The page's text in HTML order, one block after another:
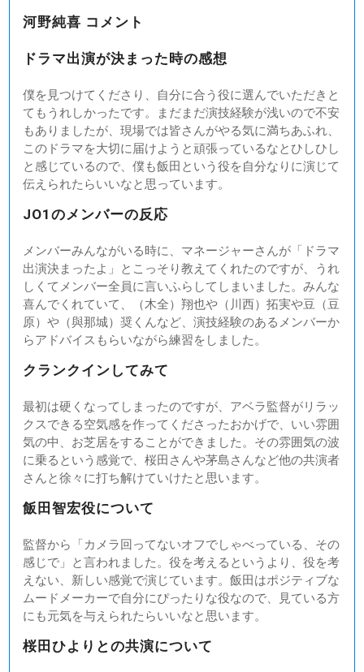
河野純喜 コメント
ドラマ出演が決まった時の感想
僕を見つけてくださり、自分に合う役に選んでいただきと
てもうれしかったです。まだまだ演技経験が浅いので不安
もありましたが、現場では皆さんがやる気に満ちあふれ、
このドラマを大切に届けようと頑張っているなとひしひし
と感じているので、僕も飯田という役を自分なりに演じて
伝えられたらいいなと思っています。
JO1のメンバーの反応
メンバーみんながいる時に、マネージャーさんが「ドラマ
出演決まったよ」とこっそり教えてくれたのですが、うれ
しくてメンバー全員に言いふらしてしまいました。みんな
喜んでくれていて、（木全）翔也や（川西）拓実や豆（豆
原）や（與那城）奨くんなど、演技経験のあるメンバーか
らアドバイスもらいながら練習をしました。
クランクインしてみて
最初は硬くなってしまったのですが、アベラ監督がリラッ
クスできる空気感を作ってくださったおかげで、いい雰囲
気の中、お芝居をすることができました。その雰囲気の波
に乗るという感覚で、桜田さんや茅島さんなど他の共演者
さんと徐々に打ち解けていけたと思います。
飯田智宏役について
監督から「カメラ回ってないオフでしゃべっている、その
感じで」と言われました。役を考えるというより、役を考
えない、新しい感覚で演じています。飯田はポジティブな
ムードメーカーで自分にぴったりな役なので、見ている方
にも元気を与えられたらいいなと思います。
桜田ひよりとの共演について